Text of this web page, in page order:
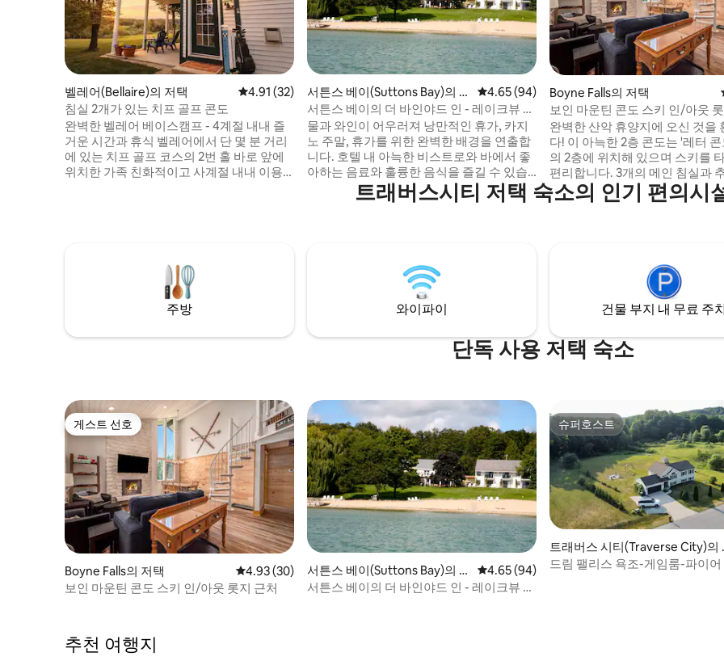
벨레어(Bellaire)의 저택 평점 4.91점(5점 만점), 후기 32개
4.91 (32)
침실 2개가 있는 치프 골프 콘도
완벽한 벨레어 베이스캠프 - 4계절 내내 즐
거운 시간과 휴식 벨레어에서 단 몇 분 거리
에 있는 치프 골프 코스의 2번 홀 바로 앞에
위치한 가족 친화적이고 사계절 내내 이용
스키 모험, 일년 내내 가족과 함께하는 휴가
서튼스 베이(Suttons Bay)의 저
택
평점 4.65점(5점 만점), 후기 94개
4.65 (94)
서튼스 베이의 더 바인야드 인 - 레이크뷰 스
튜디오
물과 와인이 어우러져 낭만적인 휴가, 카지
노 주말, 휴가를 위한 완벽한 배경을 연출합
니다. 호텔 내 아늑한 비스트로와 바에서 좋
아하는 음료와 훌륭한 음식을 즐길 수 있습
호수 전망이 완비된 아늑한 스위트를 즐겨
월 15일 ~ 11월 15일 영업.
Boyne Falls의 저택
보인 마운틴 콘도 스키 인/아웃
완벽한 산악 휴양지에 오신 것을
다! 이 아늑한 2층 콘도는 '레터
의 2층에 위치해 있으며 스키를
편리합니다. 3개의 메인 침실과
를 갖춘 이 숙소는 최대 14명의
안하게 숙박할 수 있습니다.
트래버스시티 저택 숙소의 인기 편의시
주방 와이파이 건물 부지 내 무료 주
단독 사용 저택 숙소
게스트 선호
게스트 선호
Boyne Falls의 저택 평점 4.93점(5점 만점), 후기 30개
4.93 (30)
보인 마운틴 콘도 스키 인/아웃 롯지 근처
서튼스 베이(Suttons Bay)의 저
택
평점 4.65점(5점 만점), 후기 94개
4.65 (94)
서튼스 베이의 더 바인야드 인 - 레이크뷰 스
슈퍼호스트
슈퍼호스트
트래버스 시티(Traverse City)의
택
드림 팰리스 욕조-게임룸-파이
추천 여행지